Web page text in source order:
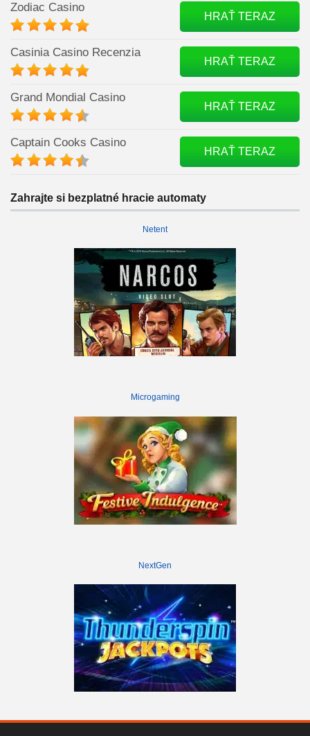
Zodiac Casino
HRAŤ TERAZ
Casinia Casino Recenzia
HRAŤ TERAZ
Grand Mondial Casino
HRAŤ TERAZ
Captain Cooks Casino
HRAŤ TERAZ
Zahrajte si bezplatné hracie automaty
Netent
Microgaming
NextGen